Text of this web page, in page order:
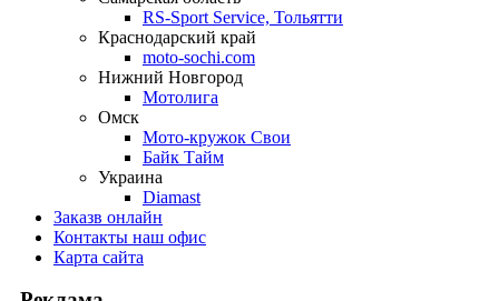
RS-Sport Service, Тольятти
Краснодарский край
moto-sochi.com
Нижний Новгород
Мотолига
Омск
Мото-кружок Свои
Байк Тайм
Украина
Diamast
Заказв онлайн
Контакты наш офис
Карта сайта